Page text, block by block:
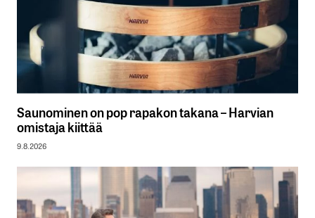
Saunominen on pop rapakon takana – Harvian
omistaja kiittää
9.8.2026